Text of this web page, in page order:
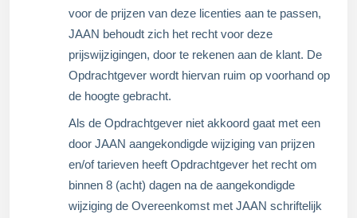
voor de prijzen van deze licenties aan te passen,
JAAN behoudt zich het recht voor deze
prijswijzigingen, door te rekenen aan de klant. De
Opdrachtgever wordt hiervan ruim op voorhand op
de hoogte gebracht.
Als de Opdrachtgever niet akkoord gaat met een
door JAAN aangekondigde wijziging van prijzen
en/of tarieven heeft Opdrachtgever het recht om
binnen 8 (acht) dagen na de aangekondigde
wijziging de Overeenkomst met JAAN schriftelijk